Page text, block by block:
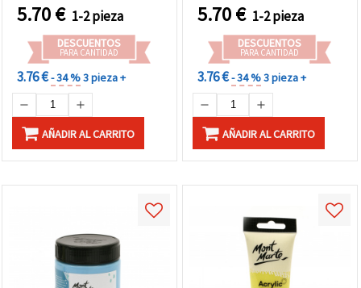
5.70€ 1-2 pieza
DESCUENTOS
PARA CANTIDAD
3.76 €- 34 %3 pieza +
AÑADIR AL CARRITO
5.70€ 1-2 pieza
DESCUENTOS
PARA CANTIDAD
3.76 €- 34 %3 pieza +
AÑADIR AL CARRITO